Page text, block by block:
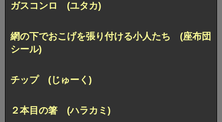
ガスコンロ (ユタカ)
網の下でおこげを張り付ける小人たち (座布団
シール)
チップ (じゅーく)
２本目の箸 (ハラカミ)